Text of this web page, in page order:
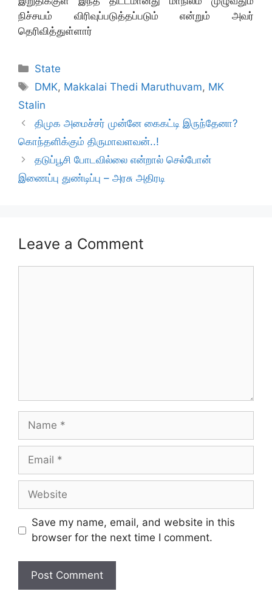
நிச்சயம் விரிவுப்படுத்தப்படும் என்றும் அவர்
தெரிவித்துள்ளார்
Categories
State
Tags
DMK, Makkalai Thedi Maruthuvam, MK
Stalin
திமுக அமைச்சர் முன்னே கைகட்டி இருந்தேனா?
கொந்தளிக்கும் திருமாவளவன்..!
தடுப்பூசி போடவில்லை என்றால் செல்போன்
இணைப்பு துண்டிப்பு – அரசு அதிரடி
Leave a Comment
Name
Email
Website
Save my name, email, and website in this
browser for the next time I comment.